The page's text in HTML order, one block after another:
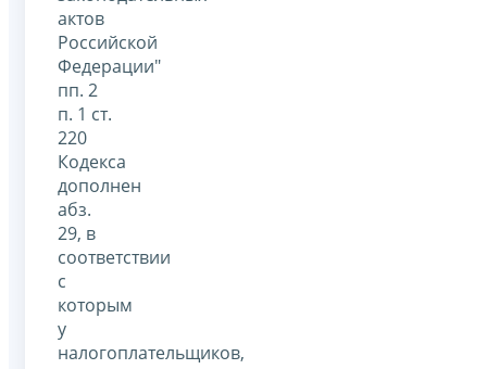
актов
Российской
Федерации"
пп. 2
п. 1 ст.
220
Кодекса
дополнен
абз.
29, в
соответствии
с
которым
у
налогоплательщиков,